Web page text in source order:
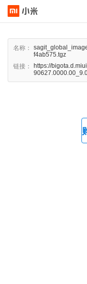
名称：
f4ab575.tgz
链接：
https://